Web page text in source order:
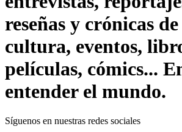
reseñas y crónicas
cultura, eventos,
películas, cómics...
entender el mundo.
Síguenos en nuestras redes sociales